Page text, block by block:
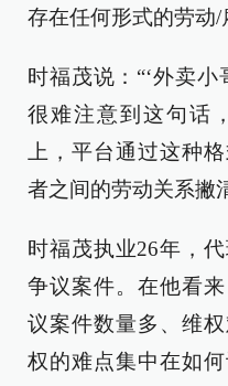
存在任何形式的劳动/
时福茂说：“‘外卖小
很难注意到这句话
上，平台通过这种
者之间的劳动关系撇
时福茂执业26年，
争议案件。在他看
议案件数量多、维
权的难点集中在如